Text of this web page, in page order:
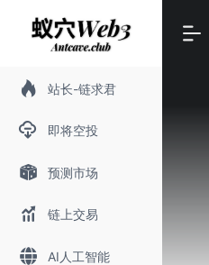
站长-链求君
即将空投
预测市场
链上交易
AI人工智能